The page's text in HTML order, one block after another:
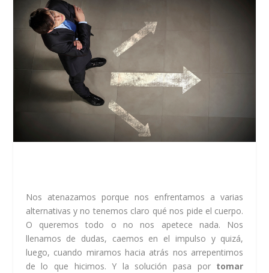
Nos atenazamos porque nos enfrentamos a varias
alternativas y no tenemos claro qué nos pide el cuerpo.
O queremos todo o no nos apetece nada. Nos
llenamos de dudas, caemos en el impulso y quizá,
luego, cuando miramos hacia atrás nos arrepentimos
de lo que hicimos. Y la solución pasa por tomar